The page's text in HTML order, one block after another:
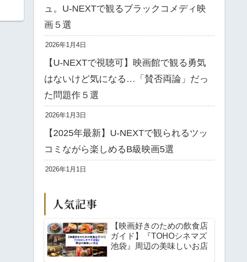
ュ。U-NEXTで観るブラックコメディ映
画５選
2026年1月4日
【U-NEXTで視聴可】映画館で観る勇気
はないけど気になる…「賛否両論」だっ
た問題作５選
2026年1月3日
【2025年最新】U-NEXTで観られるツッ
コミながら楽しめるB級映画5選
2026年1月1日
人気記事
【映画好きのための飲食店
ガイド】『TOHOシネマズ
池袋』周辺の美味しいお店